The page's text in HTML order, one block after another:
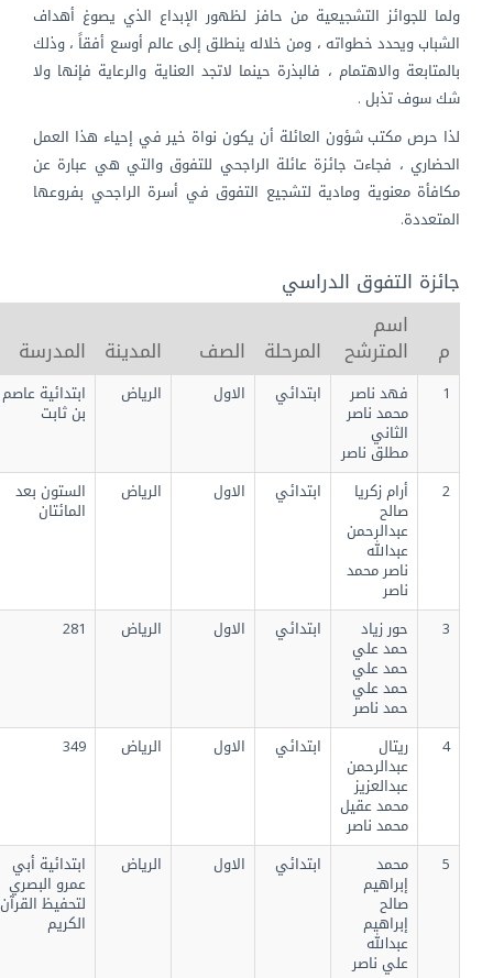
ولما للجوائز التشجيعية من حافز لظهور الإبداع الذي يصوغ أهداف
الشباب ويحدد خطواته ، ومن خلاله ينطلق إلى عالم أوسع أفقاً ، وذلك
بالمتابعة والاهتمام ، فالبذرة حينما لاتجد العناية والرعاية فإنها ولا
شك سوف تذبل .
لذا حرص مكتب شؤون العائلة أن يكون نواة خير في إحياء هذا العمل
الحضاري ، فجاءت جائزة عائلة الراجحي للتفوق والتي هي عبارة عن
مكافأة معنوية ومادية لتشجيع التفوق في أسرة الراجحي بفروعها
المتعددة.
جائزة التفوق الدراسي
اسم
المترشح المرحلة الصف المدينة المدرسة
فهد ناصر
محمد ناصر
الثاني
مطلق ناصر
ابتدائي الاول الرياض ابتدائية عاصم
بن ثابت
أرام زكريا
صالح
عبدالرحمن
عبدالله
ناصر محمد
ابتدائي الاول الرياض الستون بعد
المائتان
حور زياد
حمد علي
حمد علي
حمد علي
حمد ناصر
ابتدائي الاول الرياض
ريتال
عبدالرحمن
عبدالعزيز
محمد عقيل
محمد ناصر
ابتدائي الاول الرياض
محمد
إبراهيم
صالح
إبراهيم
عبدالله
علي ناصر
ابتدائي الاول الرياض ابتدائية أبي
عمرو البصري
لتحفيظ القرآن
الكريم